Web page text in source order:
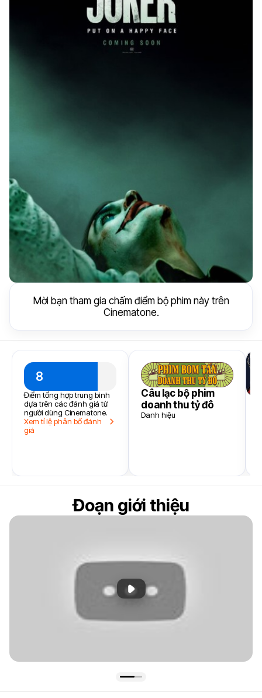
Mời bạn tham gia chấm điểm bộ phim này trên
Cinematone.
8
Điểm tổng hợp trung bình
dựa trên các đánh giá từ
người dùng Cinematone.
Xem tỉ lệ phân bổ đánh
giá
Câu lạc bộ phim
doanh thu tỷ đô
Danh hiệu
Đoạn giới thiệu
Phát đoạn giới thiệu